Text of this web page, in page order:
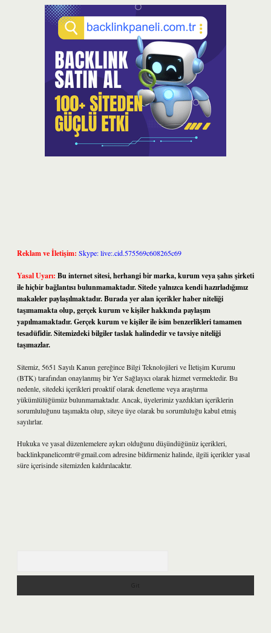
Reklam ve İletişim: Skype: live:.cid.575569c608265c69
Yasal Uyarı: Bu internet sitesi, herhangi bir marka, kurum veya şahıs şirketi
ile hiçbir bağlantısı bulunmamaktadır. Sitede yalnızca kendi hazırladığımız
makaleler paylaşılmaktadır. Burada yer alan içerikler haber niteliği
taşımamakta olup, gerçek kurum ve kişiler hakkında paylaşım
yapılmamaktadır. Gerçek kurum ve kişiler ile isim benzerlikleri tamamen
tesadüfidir. Sitemizdeki bilgiler taslak halindedir ve tavsiye niteliği
taşımazlar.
Sitemiz, 5651 Sayılı Kanun gereğince Bilgi Teknolojileri ve İletişim Kurumu
(BTK) tarafından onaylanmış bir Yer Sağlayıcı olarak hizmet vermektedir. Bu
nedenle, sitedeki içerikleri proaktif olarak denetleme veya araştırma
yükümlülüğümüz bulunmamaktadır. Ancak, üyelerimiz yazdıkları içeriklerin
sorumluluğunu taşımakta olup, siteye üye olarak bu sorumluluğu kabul etmiş
sayılırlar.
Hukuka ve yasal düzenlemelere aykırı olduğunu düşündüğünüz içerikleri,
backlinkpanelicomtr@gmail.comadresine bildirmeniz halinde, ilgili içerikler yasal
süre içerisinde sitemizden kaldırılacaktır.